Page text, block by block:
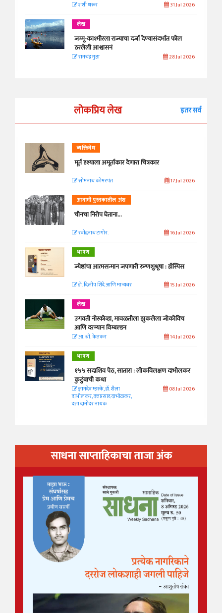
शशी थरूर 31 Jul 2026
लेख
जम्मू-काश्मीरला राज्याचा दर्जा देण्यासंदर्भात फोल
ठरलेली आश्वासनं
रामचंद्र गुहा 28 Jul 2026
लोकप्रिय लेख इतर सर्व
व्यक्तिवेध
मूर्त दृश्याला अमूर्ताकार देणारा चित्रकार
सोमनाथ कोमरपंत 17 Jul 2026
आगामी पुस्तकातील अंश
चीनचा निरोप घेताना...
रवींद्रनाथ टागोर. 16 Jul 2026
भाषण
ज्येष्ठांचा आत्मसन्मान जपणारी रुग्णशुश्रूषा : हॉस्पिस
डॉ. दिलीप शिंदे आणि मान्यवर 15 Jul 2026
लेख
उगवती नोस्कोव्हा, मावळतीला झुकलेला जोकोविच
आणि दरम्यान विम्बल्डन
आ. श्री. केतकर 14 Jul 2026
भाषण
१५५ सदाशिव पेठ, सातारा : लोकविलक्षण दाभोलकर
कुटुंबाची कथा
ज्ञानदेव म्हस्के, डॉ. शैला
दाभोलकर, दत्तप्रसाद दाभोळकर,
दत्ता दामोदर नायक
08 Jul 2026
साधना साप्ताहिकाचा ताजा अंक